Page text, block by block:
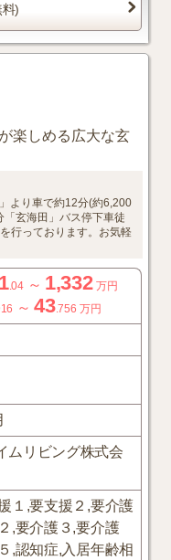
料)
楽しめる広大な玄
より車で約12分(約6,200
玄海田」バス停下車徒
行っております。お気軽
.04～ 1,332 万円
～43.756 万円
ムリビング株式会
１,要支援２,要介護
,要介護３,要介護
,認知症,入居年齢相